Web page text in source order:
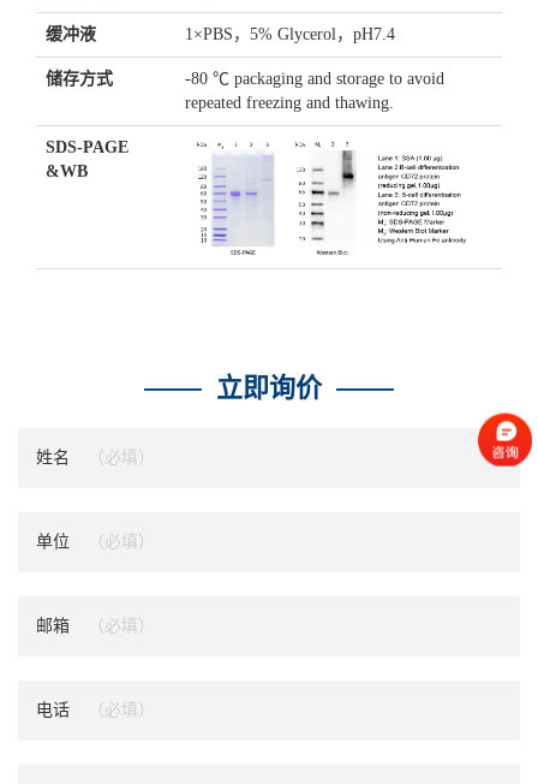
缓冲液 1×PBS，5% Glycerol，pH7.4
储存方式
-80 ℃ packaging and storage to avoid
repeated freezing and thawing.
SDS-PAGE
&WB
立即询价
姓名
单位
邮箱
电话